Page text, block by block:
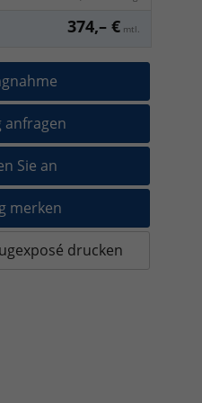
374,– € mtl.
anfragen
Sie an
merken
drucken